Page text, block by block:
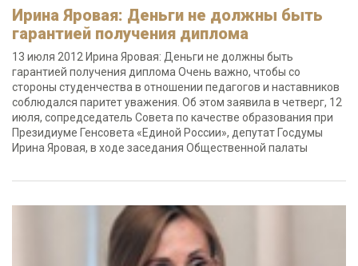
Ирина Яровая: Деньги не должны быть
гарантией получения диплома
13 июля 2012 Ирина Яровая: Деньги не должны быть
гарантией получения диплома Очень важно, чтобы со
стороны студенчества в отношении педагогов и наставников
соблюдался паритет уважения. Об этом заявила в четверг, 12
июля, сопредседатель Совета по качестве образования при
Президиуме Генсовета «Единой России», депутат Госдумы
Ирина Яровая, в ходе заседания Общественной палаты